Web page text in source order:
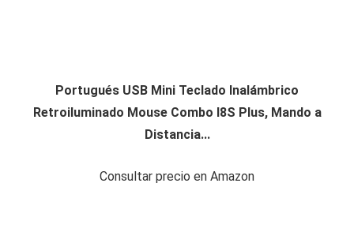
Portugués USB Mini Teclado Inalámbrico
Retroiluminado Mouse Combo I8S Plus, Mando a
Distancia...
Consultar precio en Amazon